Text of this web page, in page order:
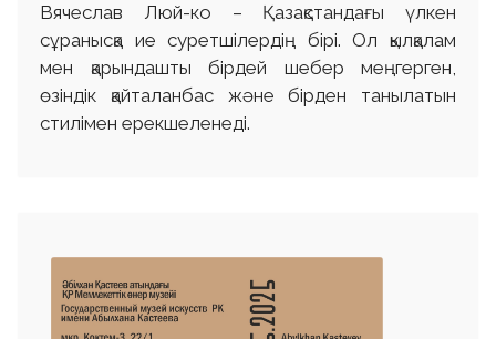
Вячеслав Люй-ко – Қазақстандағы үлкен
сұранысқа ие суретшілердің бірі. Ол қылқалам
мен қарындашты бірдей шебер меңгерген,
өзіндік қайталанбас және бірден танылатын
стилімен ерекшеленеді.